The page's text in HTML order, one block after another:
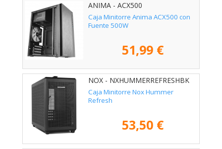
ANIMA - ACX500
Caja Minitorre Anima ACX500 con
Fuente 500W
51,99 €
NOX - NXHUMMERREFRESHBK
Caja Minitorre Nox Hummer
Refresh
53,50 €